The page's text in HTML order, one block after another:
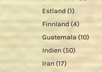
Estland (1)
Finnland(4)
Guatemala (10)
Indien (50)
Iran (17)